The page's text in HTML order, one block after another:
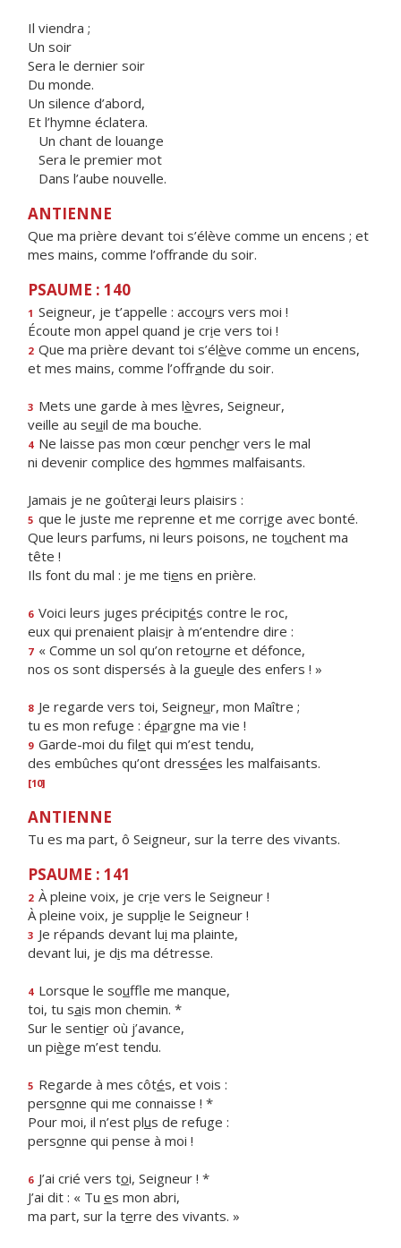
Il viendra ;
Un soir
Sera le dernier soir
Du monde.
Un silence d’abord,
Et l’hymne éclatera.
Un chant de louange
Sera le premier mot
Dans l’aube nouvelle.
ANTIENNE
Que ma prière devant toi s’élève comme un encens ; et
mes mains, comme l’offrande du soir.
PSAUME : 140
1 Seigneur, je t’appelle : accours vers moi !
Écoute mon appel quand je crie vers toi !
2 Que ma prière devant toi s’élève comme un encens,
et mes mains, comme l’offrande du soir.
3 Mets une garde à mes lèvres, Seigneur,
veille au seuil de ma bouche.
4 Ne laisse pas mon cœur pencher vers le mal
ni devenir complice des hommes malfaisants.
Jamais je ne goûterai leurs plaisirs :
5 que le juste me reprenne et me corrige avec bonté.
Que leurs parfums, ni leurs poisons, ne touchent ma
tête !
Ils font du mal : je me tiens en prière.
6 Voici leurs juges précipités contre le roc,
eux qui prenaient plaisir à m’entendre dire :
7 « Comme un sol qu’on retourne et défonce,
nos os sont dispersés à la gueule des enfers ! »
8 Je regarde vers toi, Seigneur, mon Maître ;
tu es mon refuge : épargne ma vie !
9 Garde-moi du filet qui m’est tendu,
des embûches qu’ont dressées les malfaisants.
[10]
ANTIENNE
Tu es ma part, ô Seigneur, sur la terre des vivants.
PSAUME : 141
2 À pleine voix, je crie vers le Seigneur !
À pleine voix, je supplie le Seigneur !
3 Je répands devant lui ma plainte,
devant lui, je dis ma détresse.
4 Lorsque le souffle me manque,
toi, tu sais mon chemin. *
Sur le sentier où j’avance,
un piège m’est tendu.
5 Regarde à mes côtés, et vois :
personne qui me connaisse ! *
Pour moi, il n’est plus de refuge :
personne qui pense à moi !
6 J’ai crié vers toi, Seigneur ! *
J’ai dit : « Tu es mon abri,
ma part, sur la terre des vivants. »